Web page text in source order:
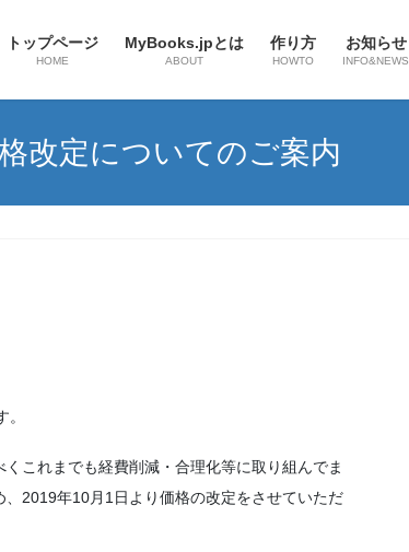
トップページ
HOME
MyBooks.jpとは
ABOUT
作り方
HOWTO
お知らせ
INFO&NEWS
改定についてのご案内
くこれまでも経費削減・合理化等に取り組んでま
2019年10月1日より価格の改定をさせていただ